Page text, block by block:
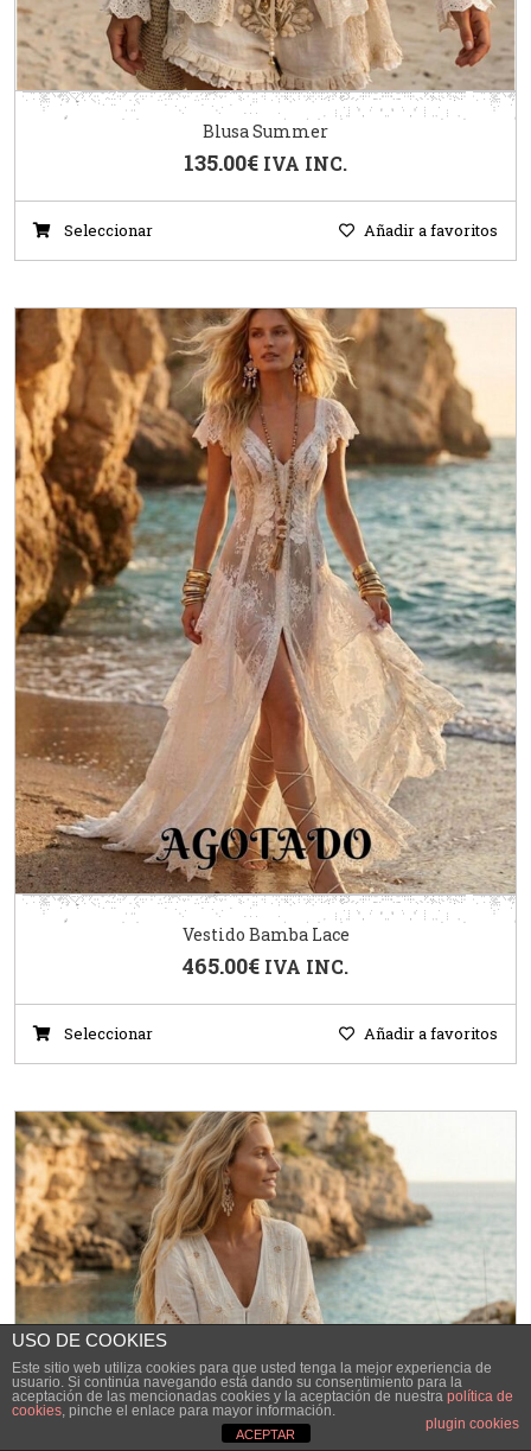
Blusa Summer
135.00€ IVA INC.
Seleccionar Añadir a favoritos
Vestido Bamba Lace
465.00€ IVA INC.
Seleccionar Añadir a favoritos
USO DE COOKIES
Este sitio web utiliza cookies para que usted tenga la mejor experiencia de
usuario. Si continúa navegando está dando su consentimiento para la
aceptación de las mencionadas cookies y la aceptación de nuestra política de
cookies, pinche el enlace para mayor información.
plugin cookies
ACEPTAR